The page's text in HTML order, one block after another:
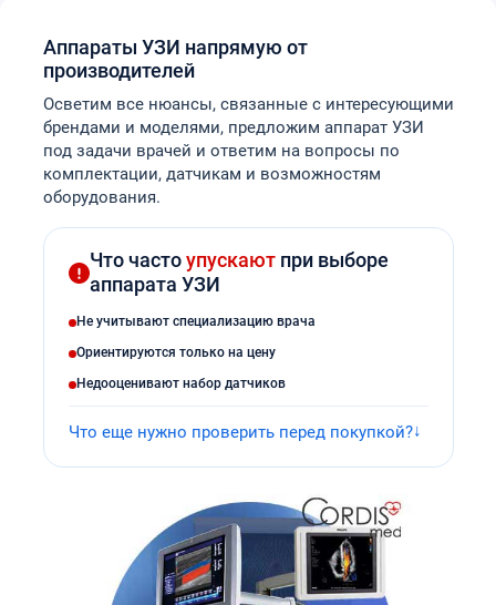
Аппараты УЗИ напрямую от
производителей
Осветим все нюансы, связанные с интересующими
брендами и моделями, предложим аппарат УЗИ
под задачи врачей и ответим на вопросы по
комплектации, датчикам и возможностям
оборудования.
Что частоупускаютпри выборе
аппарата УЗИ
Не учитывают специализацию врача
Ориентируются только на цену
Недооценивают набор датчиков
Что еще нужно проверить перед покупкой?